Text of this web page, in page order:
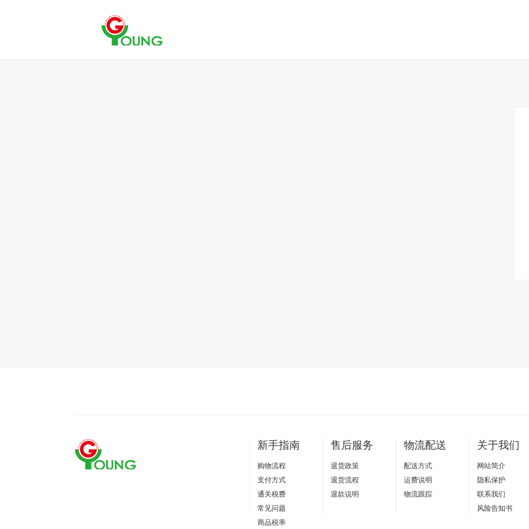
新手指南
购物流程
支付方式
通关税费
常见问题
商品税率
售后服务
退货政策
退货流程
退款说明
物流配送
配送方式
运费说明
物流跟踪
关于我们
网站简介
隐私保护
联系我们
风险告知书